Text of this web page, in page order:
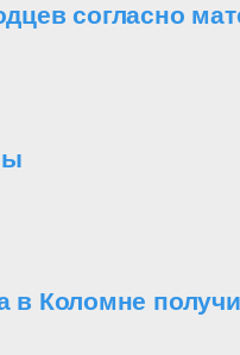
согласно
в Коломне